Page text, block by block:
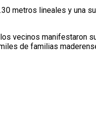
metros lineales y una
vecinos manifestaron
de familias